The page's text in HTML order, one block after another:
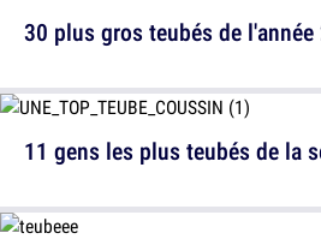
30 plus gros teubés de l'année
11 gens les plus teubés de la